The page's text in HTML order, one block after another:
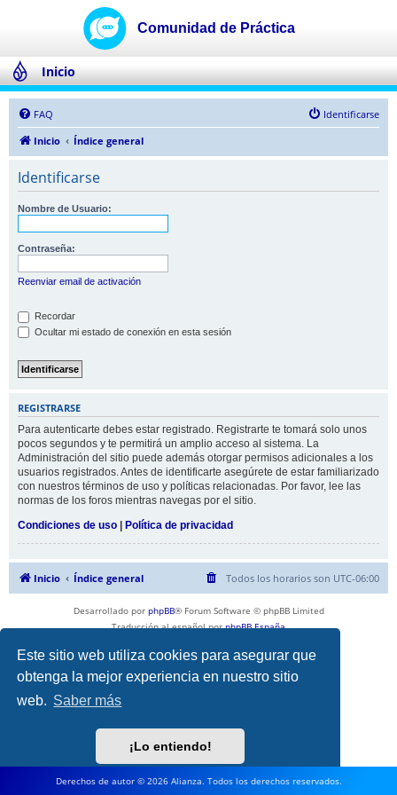
Este sitio web utiliza cookies para asegurar que
obtenga la mejor experiencia en nuestro sitio
web. Saber más
¡Lo entiendo!
Inicio
FAQ
Identificarse
Inicio
Índice general
Identificarse
Nombre de Usuario:
Contraseña:
Reenviar email de activación
Recordar
Ocultar mi estado de conexión en esta sesión
REGISTRARSE
Para autenticarte debes estar registrado. Registrarte te tomará solo unos
pocos segundos y te permitirá un amplio acceso al sistema. La
Administración del sitio puede además otorgar permisos adicionales a los
usuarios registrados. Antes de identificarte asegúrete de estar familiarizado
con nuestros términos de uso y políticas relacionadas. Por favor, lee las
normas de los foros mientras navegas por el sitio.
Condiciones de uso | Política de privacidad
Inicio Índice general Todos los horarios son UTC-06:00
Desarrollado por phpBB® Forum Software © phpBB Limited
Traducción al español porphpBB España
Derechos de autor © 2026 Alianza. Todos los derechos reservados.